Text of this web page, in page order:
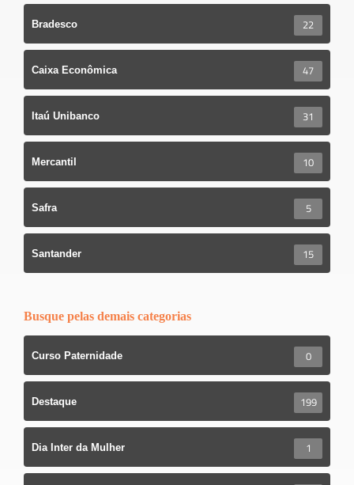
Bradesco 22
Caixa Econômica 47
Itaú Unibanco 31
Mercantil 10
Safra 5
Santander 15
Busque pelas demais categorias
Curso Paternidade 0
Destaque 199
Dia Inter da Mulher 1